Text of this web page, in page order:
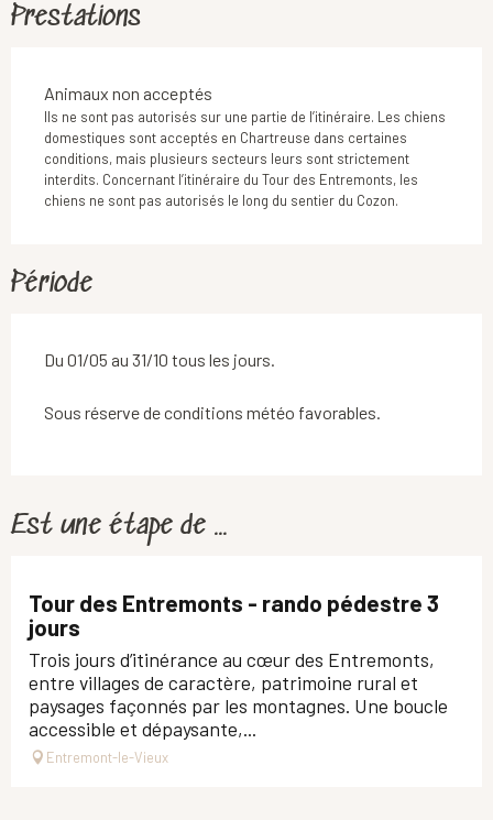
Prestations
Animaux non acceptés
Ils ne sont pas autorisés sur une partie de l’itinéraire. Les chiens
domestiques sont acceptés en Chartreuse dans certaines
conditions, mais plusieurs secteurs leurs sont strictement
interdits. Concernant l’itinéraire du Tour des Entremonts, les
chiens ne sont pas autorisés le long du sentier du Cozon.
Période
Du 01/05 au 31/10 tous les jours.
Sous réserve de conditions météo favorables.
Est une étape de ...
Tour des Entremonts - rando pédestre 3
jours
Trois jours d’itinérance au cœur des Entremonts,
entre villages de caractère, patrimoine rural et
paysages façonnés par les montagnes. Une boucle
accessible et dépaysante,...
Entremont-le-Vieux